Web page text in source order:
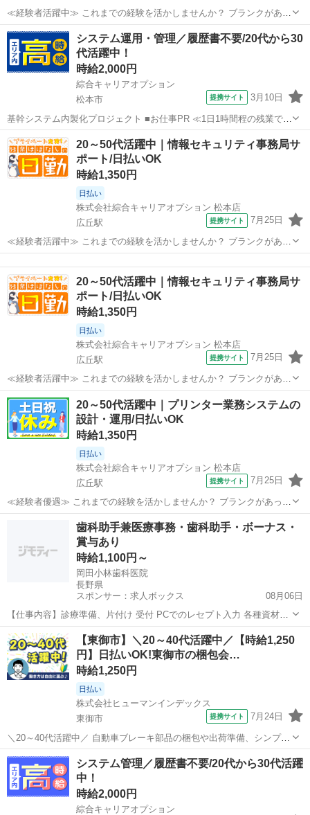
≪経験者活躍中≫ これまでの経験を活かしませんか？ ブランクがあっ
ても大丈夫♪ 経験はちょっとだけ…という方もOK！ ≪無理なく働ける
≫ 場合によってはお願いすることもありますが、 残業はほとんどナ
シ！ ≪週休2日制≫ 週末...
長野 塩尻市 その他
システム運用・管理／履歴書不要/20代から30
代活躍中！
時給2,000円
綜合キャリアオプション
松本市
提携サイト 3月10日
基幹システム内製化プロジェクト ■お仕事PR ≪1日1時間程の残業で収
入アップ≫ 残業は月20時間未満で、 ほどよく稼げます♪ ≪未経験の方
も大カンゲイ≫ 新しいことにチャレンジするのは不安だけど、 しっか
り働く環境が整っ...
長野 松本市 その他
20～50代活躍中｜情報セキュリティ事務局サ
ポート/日払いOK
時給1,350円
日払い
株式会社綜合キャリアオプション 松本店
広丘駅
提携サイト 7月25日
≪経験者活躍中≫ これまでの経験を活かしませんか？ ブランクがあっ
ても大丈夫♪ 経験はちょっとだけ…という方もOK！ ≪無理なく働ける
≫ 場合によってはお願いすることもありますが、 残業はほとんどナ
シ！ ≪週休2日制≫ 週末...20～50代活躍中｜情報セキュリティ事務局サ
ポート/日払いOK
時給1,350円
日払い
株式会社綜合キャリアオプション 松本店
広丘駅
提携サイト 7月25日
≪経験者活躍中≫ これまでの経験を活かしませんか？ ブランクがあっ
ても大丈夫♪ 経験はちょっとだけ…という方もOK！ ≪無理なく働ける
≫ 場合によってはお願いすることもありますが、 残業はほとんどナ
シ！ ≪週休2日制≫ 週末...
長野 塩尻市 広丘駅 その他
20～50代活躍中｜プリンター業務システムの
設計・運用/日払いOK
時給1,350円
日払い
株式会社綜合キャリアオプション 松本店
広丘駅
提携サイト 7月25日
≪経験者優遇≫ これまでの経験を活かしませんか？ ブランクがあって
も大丈夫♪ 経験はちょっとだけ…という方もOK！ ≪1日1時間程の残業
で収入アップ≫ 残業は月20時間未満で、 ほどよく稼げます♪ ≪完全週
休二日制≫ 週末は...
広丘駅 その他
歯科助手兼医療事務・歯科助手・ボーナス・
賞与あり
時給1,100円～
岡田小林歯科医院
長野県
スポンサー：求人ボックス
08月06日
【仕事内容】診療準備、片付け 受付 PCでのレセプト入力 各種資材の
発注 雇用期間の定めなし 【経験・資格】<応募要件> 資格不問 午前・
午後もしくは午後のみ働ける方 ワード、エクセル、パワーポイントを
使用できる方 学歴・年齢不問...
アルバイト・パート
【東御市】＼20～40代活躍中／【時給1,250
円】日払いOK!東御市の梱包会…
時給1,250円
日払い
株式会社ヒューマンインデックス
東御市
提携サイト 7月24日
＼20～40代活躍中／ 自動車ブレーキ部品の梱包や出荷準備、シンプル
な組付け、目視検査などをお任せします。 「2026年11月20日ぐらいま
で」の期間限定のお仕事になります! 未経験の方でも始めやすいシンプ
ルな軽作業が中...
長野 東御市
システム管理／履歴書不要/20代から30代活躍
中！
時給2,000円
綜合キャリアオプション